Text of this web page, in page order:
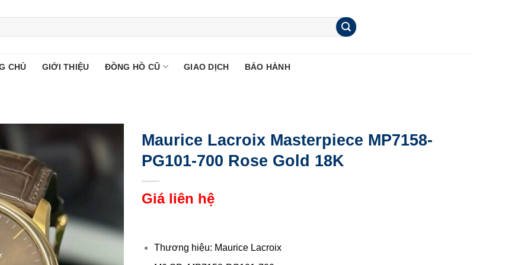
CHỦ GIỚI THIỆU ĐỒNG HỒ CŨ GIAO DỊCH BẢO HÀNH
Maurice Lacroix Masterpiece MP7158-
PG101-700 Rose Gold 18K
Giá liên hệ
Thương hiệu: Maurice Lacroix